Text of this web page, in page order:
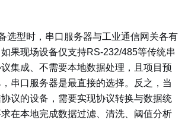
选型时，串口服务器与工业通信网关各有
果现场设备仅支持RS-232/485等传统串
集成、不需要本地数据处理，且项目预
串口服务器是最直接的选择。反之，当
议的设备，需要实现协议转换与数据统
在本地完成数据过滤、清洗、阈值分析